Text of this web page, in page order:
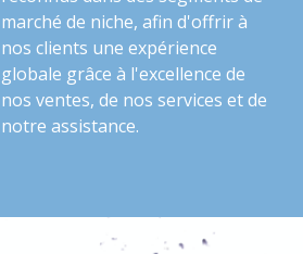
marché de niche, afin d'offrir à
nos clients une expérience
globale grâce à l'excellence de
nos ventes, de nos services et de
notre assistance.